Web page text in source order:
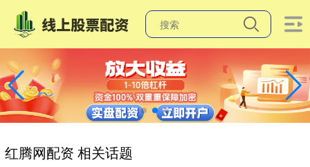
红腾网配资 相关话题